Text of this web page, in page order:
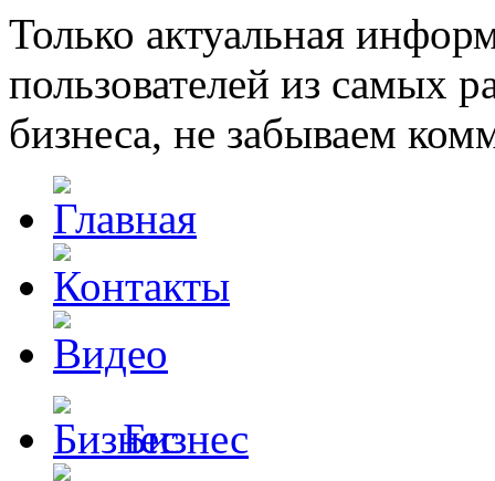
Только актуальная
пользователей из самых
бизнеса, не забываем
Бизнес